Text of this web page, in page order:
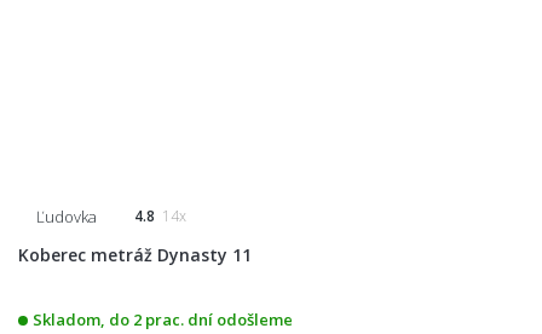
Ľudovka 4.8 14x
Koberec metráž Dynasty 11
Skladom, do 2 prac. dní odošleme